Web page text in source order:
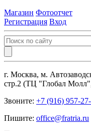
Магазин Фотоотчет
Регистрация Вход
г. Москва, м.
стр.2 (ТЦ "Глобал
Звоните: +7 (916) 957-
Пишите: office@fratria.ru